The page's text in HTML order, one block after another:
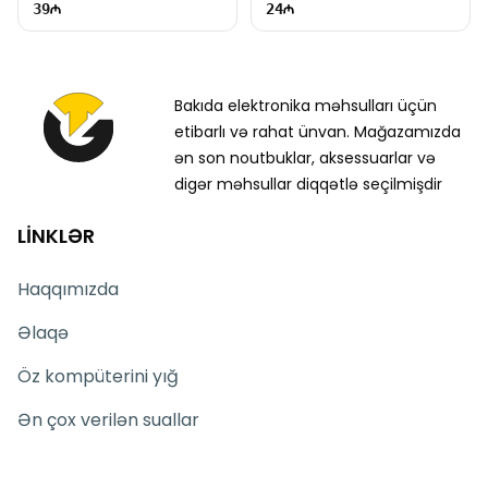
39 24
Bakıda elektronika məhsulları üçün
etibarlı və rahat ünvan. Mağazamızda
ən son noutbuklar, aksessuarlar və
digər məhsullar diqqətlə seçilmişdir
LİNKLƏR
Haqqımızda
Əlaqə
Öz kompüterini yığ
Ən çox verilən suallar